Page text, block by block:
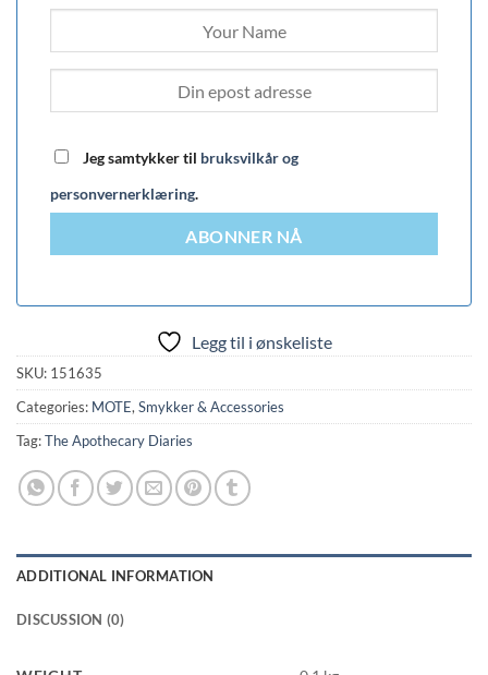
Jeg samtykker til bruksvilkår og
personvernerklæring.
ABONNER NÅ
Legg til i ønskeliste
SKU: 151635
Categories: MOTE, Smykker & Accessories
Tag:The Apothecary Diaries
ADDITIONAL INFORMATION
DISCUSSION (0)